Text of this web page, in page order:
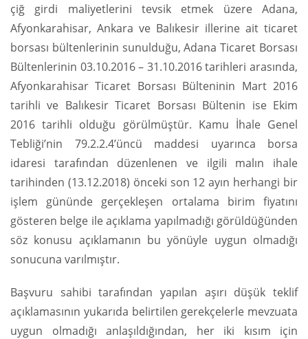
çiğ girdi maliyetlerini tevsik etmek üzere Adana,
Afyonkarahisar, Ankara ve Balıkesir illerine ait ticaret
borsası bültenlerinin sunulduğu, Adana Ticaret Borsası
Bültenlerinin 03.10.2016 – 31.10.2016 tarihleri arasında,
Afyonkarahisar Ticaret Borsası Bülteninin Mart 2016
tarihli ve Balıkesir Ticaret Borsası Bültenin ise Ekim
2016 tarihli olduğu görülmüştür. Kamu İhale Genel
Tebliği’nin 79.2.2.4’üncü maddesi uyarınca borsa
idaresi tarafından düzenlenen ve ilgili malın ihale
tarihinden (13.12.2018) önceki son 12 ayın herhangi bir
işlem gününde gerçekleşen ortalama birim fiyatını
gösteren belge ile açıklama yapılmadığı görüldüğünden
söz konusu açıklamanın bu yönüyle uygun olmadığı
sonucuna varılmıştır.
Başvuru sahibi tarafından yapılan aşırı düşük teklif
açıklamasının yukarıda belirtilen gerekçelerle mevzuata
uygun olmadığı anlaşıldığından, her iki kısım için